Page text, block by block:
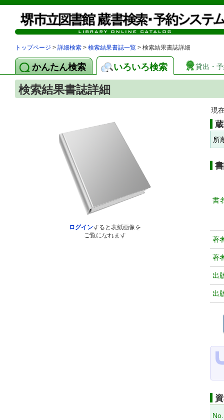
トップページ > 詳細検索 > 検索結果書誌一覧 > 検索結果書誌詳細
かんたん検索 いろいろ検索 貸出・
検索結果書誌詳細
ログインすると表紙画像を
ご覧になれます
現
所
書
著
著
出
出
No.